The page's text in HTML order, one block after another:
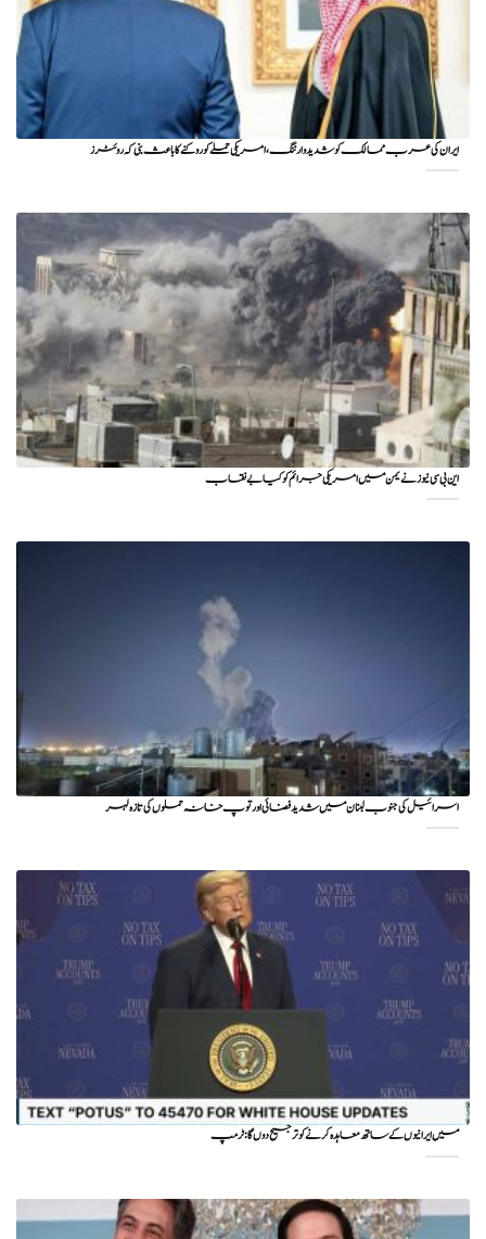
ایران کی عرب ممالک کو شدید وارننگ، امریکی حملے کو روکنے کا باعث بنی کہ روئٹرز
این بی سی نیوز نے یمن میں امریکی جرائم کو کیا بے نقاب
اسرائیل کی جنوب لبنان میں شدید فضائی اور توپ خانہ حملوں کی تازہ لہر
میں ایرانیوں کے ساتھ معاہدہ کرنے کو ترجیح دوں گا : ٹرمپ